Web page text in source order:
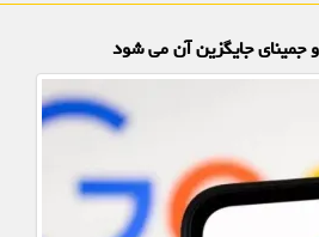
جمینای جایگزین آن می شود